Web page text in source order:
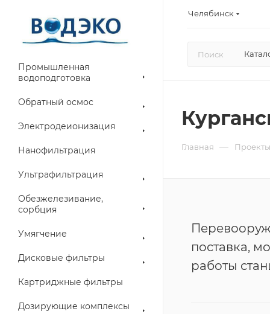
Челябинск
Промышленная
водоподготовка
Обратный осмос
Электродеионизация
Нанофильтрация
Ультрафильтрация
Обезжелезивание,
сорбция
Умягчение
Дисковые фильтры
Картриджные фильтры
Дозирующие комплексы
Главная — Проекты
поставка,
работы